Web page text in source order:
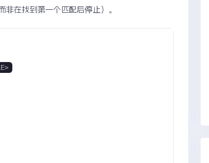
在找到第一个匹配后停止）。